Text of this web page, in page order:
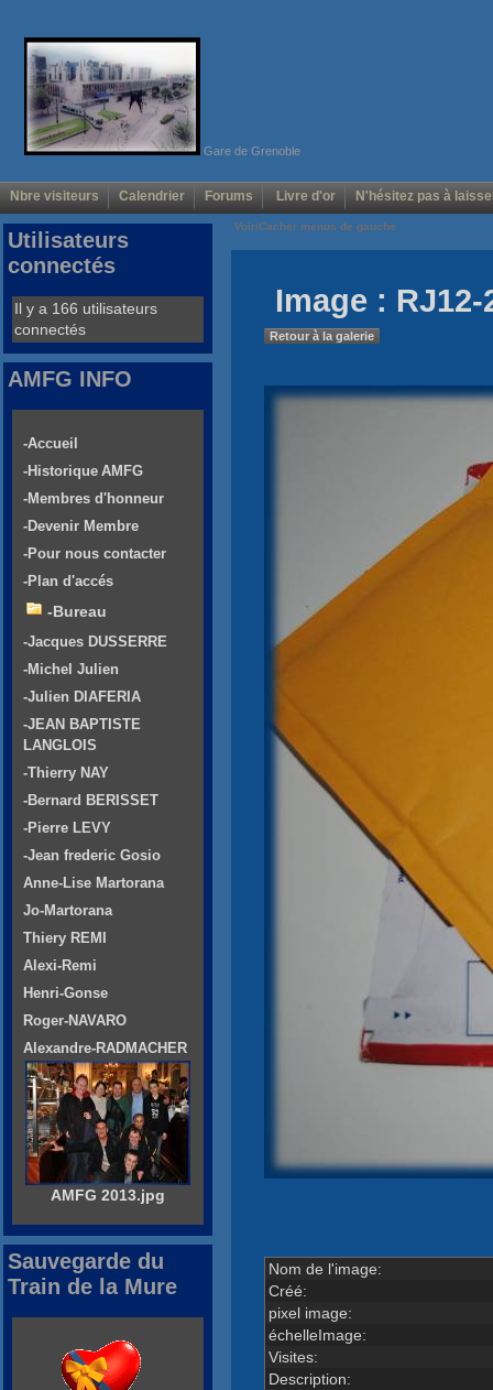
Gare de Grenoble
Nbre visiteurs Calendrier Forums Livre d'or N'hésitez pas à
Voir/Cacher menus de gauche
Image :
Retour à la galerie
Nom de l'image:
Créé:
pixel image:
échelleImage:
Visites:
Description:
Utilisateurs
connectés
Il y a 166 utilisateurs
connectés
AMFG INFO
-Accueil
-Historique AMFG
-Membres d'honneur
-Devenir Membre
-Pour nous contacter
-Plan d'accés
-Bureau
-Jacques DUSSERRE
-Michel Julien
-Julien DIAFERIA
-JEAN BAPTISTE
LANGLOIS
-Thierry NAY
-Bernard BERISSET
-Pierre LEVY
-Jean frederic Gosio
Anne-Lise Martorana
Jo-Martorana
Thiery REMI
Alexi-Remi
Henri-Gonse
Roger-NAVARO
Alexandre-RADMACHER
AMFG 2013.jpg
Sauvegarde du
Train de la Mure